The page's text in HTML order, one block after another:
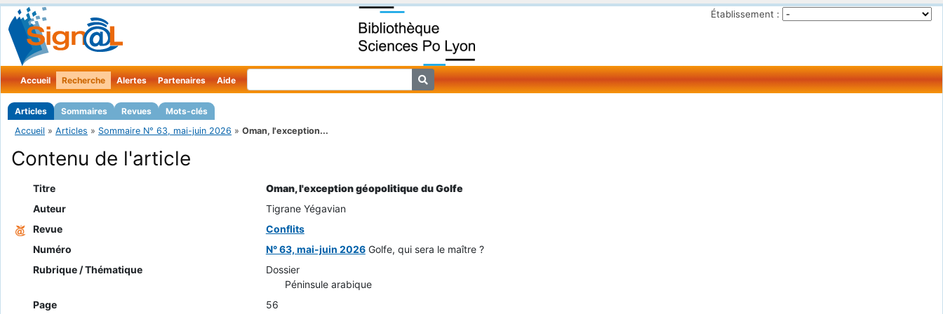
Établissement :
Accueil Recherche
Articles Sommaires Revues Mots-clés
Alertes Partenaires Aide
Accueil » Articles » Sommaire N° 63, mai-juin 2026 » Oman, l'exception...
Contenu de l'article
Titre
Oman, l'exception géopolitique du Golfe
Auteur
Tigrane Yégavian
Revue
Conflits
Numéro
N° 63, mai-juin 2026 Golfe, qui sera le maître ?
Rubrique / Thématique
Dossier
Péninsule arabique
Page
56